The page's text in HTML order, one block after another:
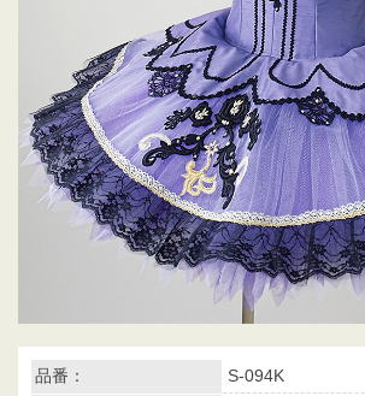
品番： S-094K